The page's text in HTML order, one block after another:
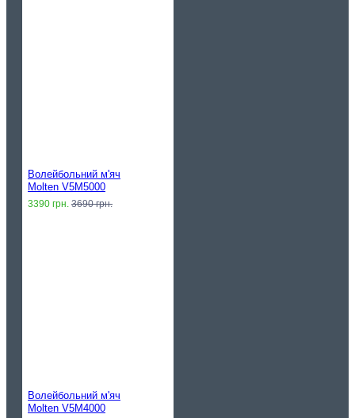
Волейбольний м'яч
Molten V5M5000
3390 грн. 3690 грн.
Волейбольний м'яч
Molten V5M4000